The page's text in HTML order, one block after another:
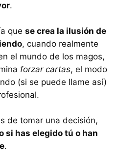
.
que se crea la ilusión de
, cuando realmente
el mundo de los magos,
forzar cartas, el modo
(si se puede llame así)
de tomar una decisión,
si has elegido tú o han
.